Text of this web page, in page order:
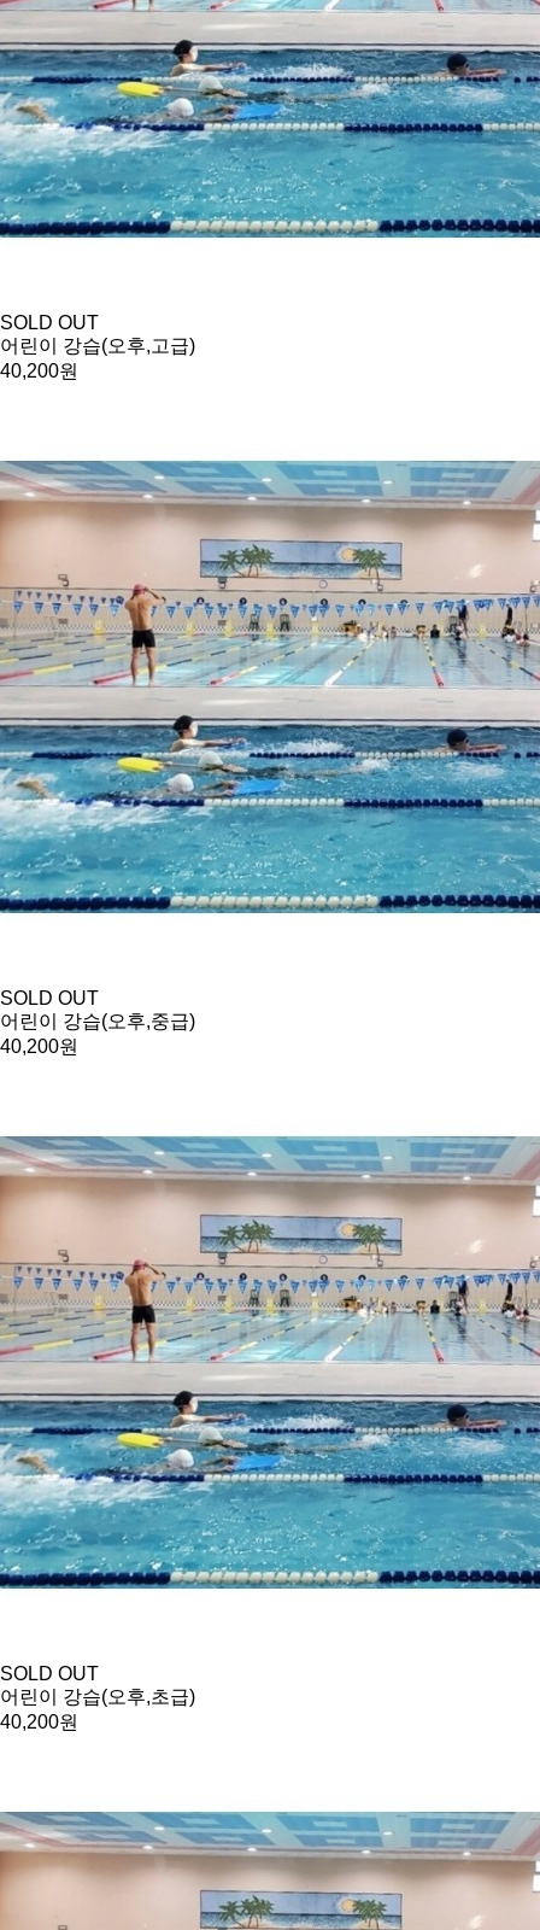
SOLD OUT
어린이 강습(오후,고급)
40,200원
SOLD OUT
어린이 강습(오후,중급)
40,200원
SOLD OUT
어린이 강습(오후,초급)
40,200원